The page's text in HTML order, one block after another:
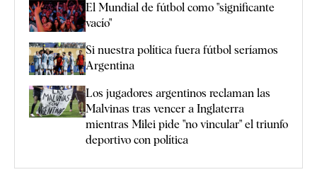
El Mundial de fútbol como "significante
vacío"
Si nuestra política fuera fútbol seríamos
Argentina
Los jugadores argentinos reclaman las
Malvinas tras vencer a Inglaterra
mientras Milei pide "no vincular" el triunfo
deportivo con política